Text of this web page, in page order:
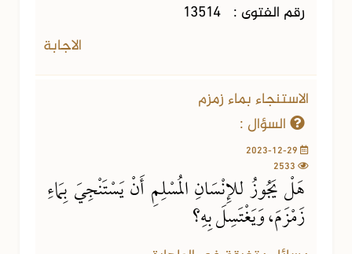
رقم الفتوى : 13514
الاجابة
الاستنجاء بماء زمزم
السؤال :
هَلْ يَجُوزُ للإِنْسَانِ المُسْلِمِ أَنْ يَسْتَنْجِيَ بِمَاءِ
زَمْزَمَ، وَيَغْتَسِلَ بِهِ؟